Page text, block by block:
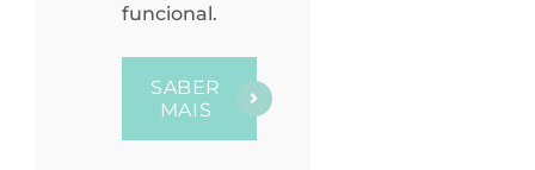
funcional.
SABER
MAIS